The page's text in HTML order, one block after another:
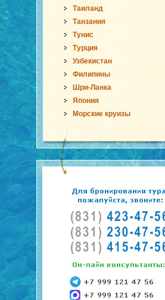
Таиланд
Танзания
Тунис
Турция
Узбекистан
Филипины
Шри-Ланка
Япония
Морские круизы